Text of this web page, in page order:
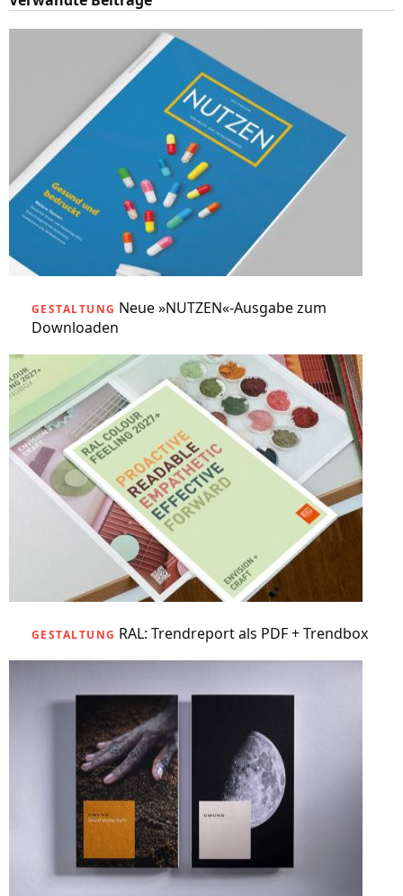
GESTALTUNG Neue »NUTZEN«-Ausgabe zum
Downloaden
GESTALTUNG RAL: Trendreport als PDF + Trendbox